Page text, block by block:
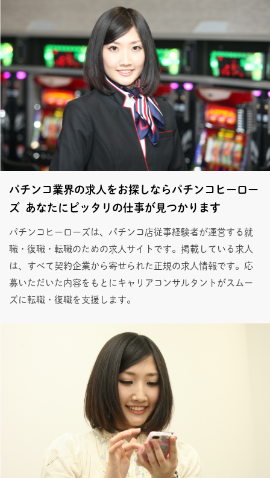
パチンコ業界の求人をお探しならパチンコヒーロー
ズ あなたにピッタリの仕事が見つかります
パチンコヒーローズは、パチンコ店従事経験者が運営する就
職・復職・転職のための求人サイトです。掲載している求人
は、すべて契約企業から寄せられた正規の求人情報です。応
募いただいた内容をもとにキャリアコンサルタントがスムー
ズに転職・復職を支援します。